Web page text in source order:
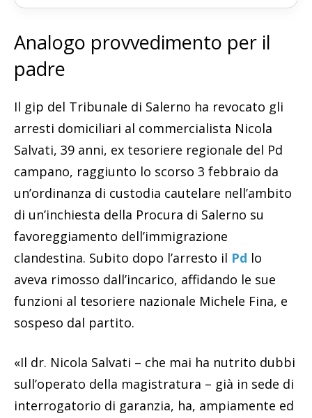
Analogo provvedimento per il
padre
Il gip del Tribunale di Salerno ha revocato gli
arresti domiciliari al commercialista Nicola
Salvati, 39 anni, ex tesoriere regionale del Pd
campano, raggiunto lo scorso 3 febbraio da
un’ordinanza di custodia cautelare nell’ambito
di un’inchiesta della Procura di Salerno su
favoreggiamento dell’immigrazione
clandestina. Subito dopo l’arresto il Pd lo
aveva rimosso dall’incarico, affidando le sue
funzioni al tesoriere nazionale Michele Fina, e
sospeso dal partito.
«Il dr. Nicola Salvati – che mai ha nutrito dubbi
sull’operato della magistratura – già in sede di
interrogatorio di garanzia, ha, ampiamente ed